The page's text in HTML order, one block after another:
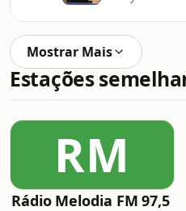
Mostrar Mais
Estações
RM
Rádio Melodia FM 97,5